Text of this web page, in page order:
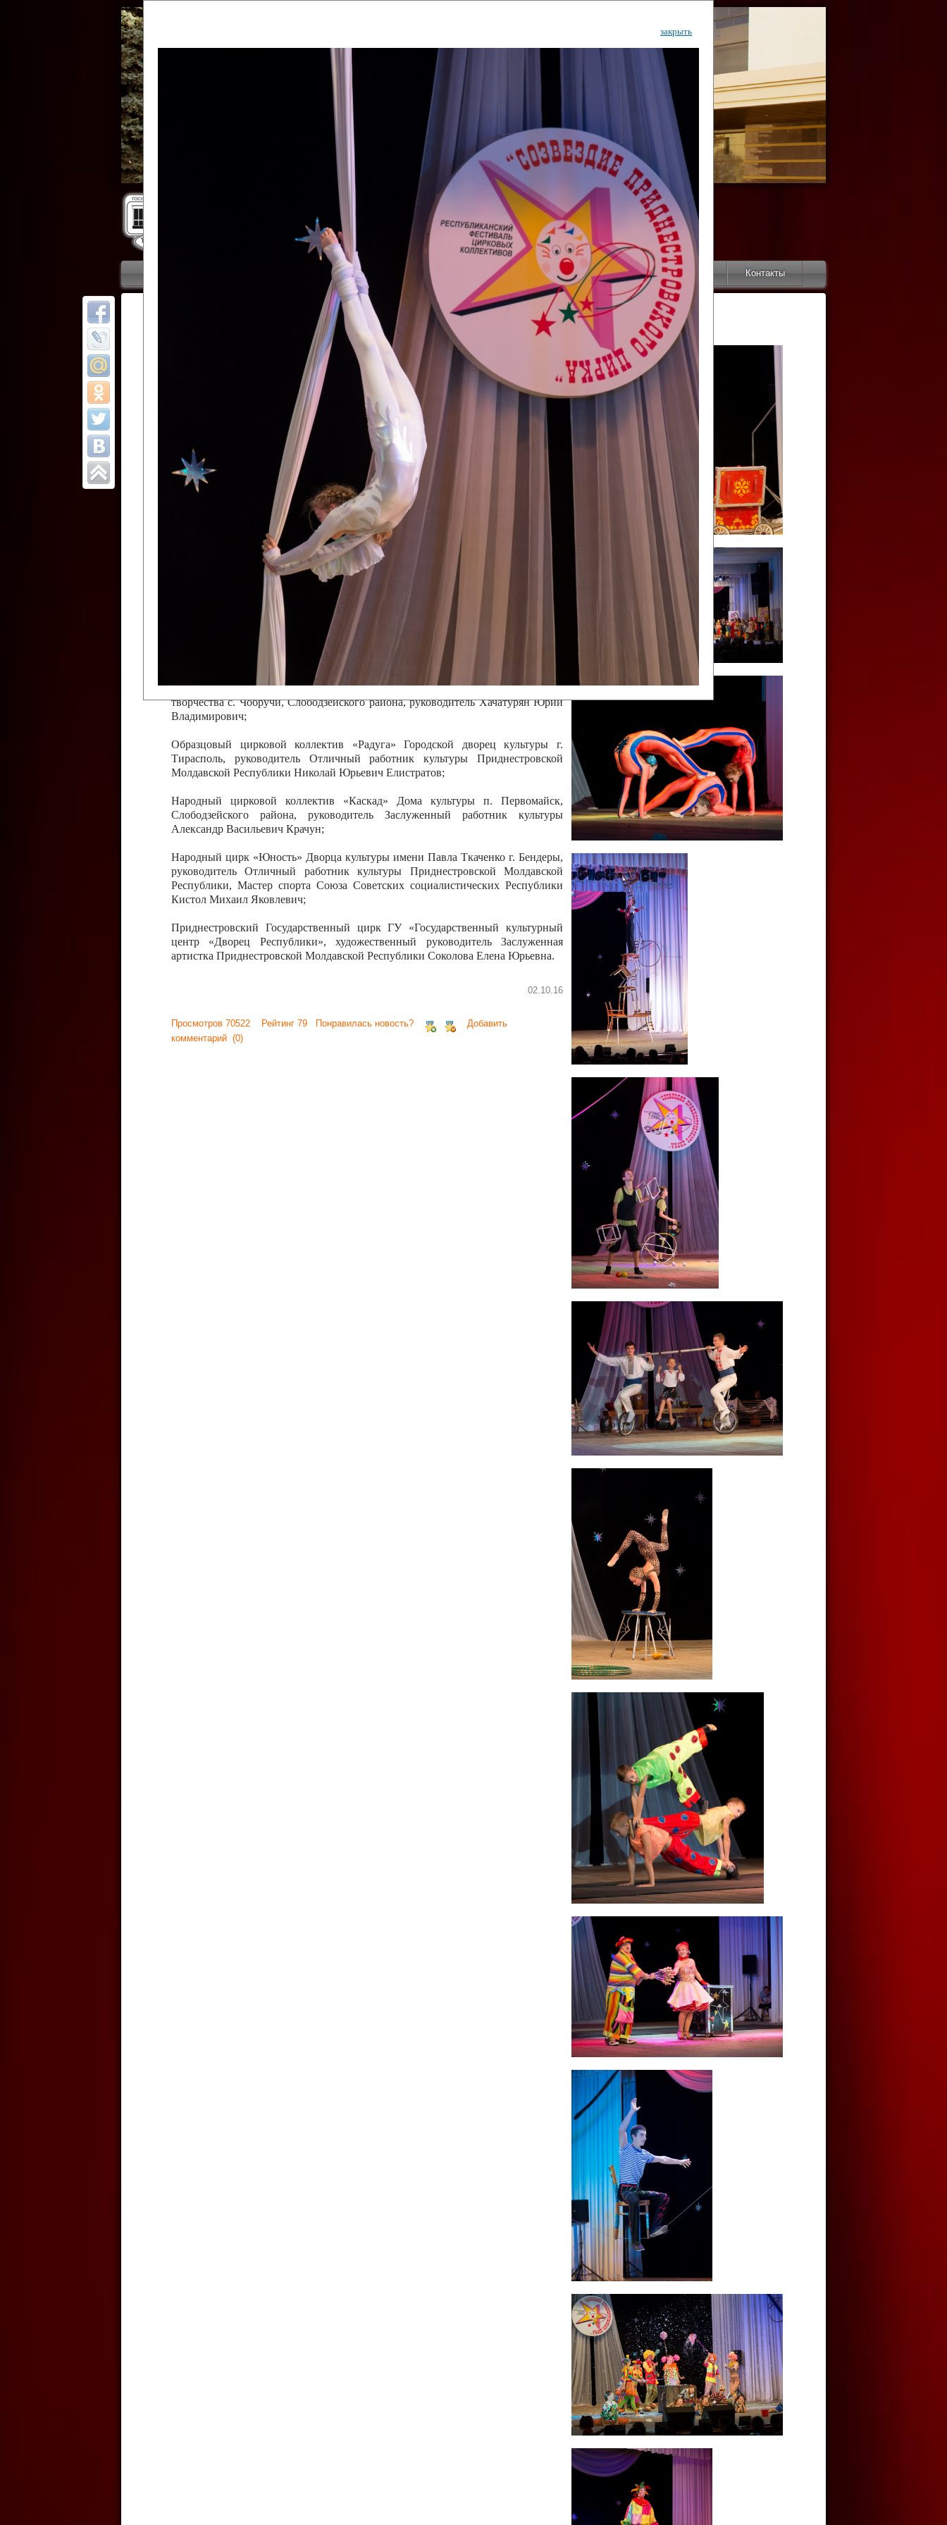
Государственный культурный центр
Дворец Республики
Коллективы Новости Арт-монитор Арт-прожектор Инфо Контакты
ОТЧЕТЫ ГКЦ "ДВОРЕЦ РЕСПУБЛИКИ"
закрыть
Финал Республиканского фестиваля
цирковых коллективов "Созвездие
Приднестровского цирка"
Образцовый эстрадно-цирковой коллектив «Ровесник» Дом культуры с.
Протягайловка, г. Бендеры , руководитель Рогожинер Светлана Георгиевна
Народный цирковой клоунский коллектив «Шари-вари» МУ «Культурно-
досуговый центр «Шелковик» г.Бендеры, руководители Отличные работники
культуры Приднестровской Молдавской Республики Алёна Александровна и
Олег Степанович Райлян;
Народный цирковой коллектив «Энтузиасты» Дома культуры с. Делакеу,
Григориопольского района, руководитель Отличный работник культуры
Приднестровской Молдавской Республики Пётр Петрович Дижмару;
Народный цирковой коллектив «Сперанца» Дома культуры посёлка Красное,
Слободзейского района, руководитель Отличный работник культуры
Приднестровской Молдавской Республики Анжела Владимировна
Образцовый эстрадно-цирковой коллектив «Алегро» Дома детско –юношеского
творчества с. Чобручи, Слободзейского района, руководитель Хачатурян Юрий
Владимирович;
Образцовый цирковой коллектив «Радуга» Городской дворец культуры г.
Тирасполь, руководитель Отличный работник культуры Приднестровской
Молдавской Республики Николай Юрьевич Елистратов;
Народный цирковой коллектив «Каскад» Дома культуры п. Первомайск,
Слободзейского района, руководитель Заслуженный работник культуры
Александр Васильевич Крачун;
Народный цирк «Юность» Дворца культуры имени Павла Ткаченко г. Бендеры,
руководитель Отличный работник культуры Приднестровской Молдавской
Республики, Мастер спорта Союза Советских социалистических Республики
Кистол Михаил Яковлевич;
Приднестровский Государственный цирк ГУ «Государственный культурный
центр «Дворец Республики», художественный руководитель Заслуженная
артистка Приднестровской Молдавской Республики Соколова Елена Юрьевна.
02.10.16
Просмотров 70522 Рейтинг 79 Понравилась новость?
Добавить
комментарий (0)